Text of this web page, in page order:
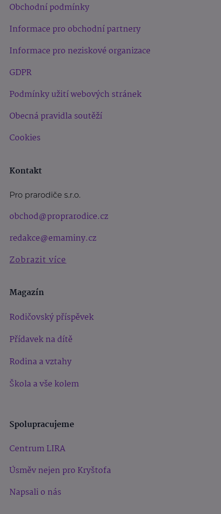
Obchodní podmínky
Informace pro obchodní partnery
Informace pro neziskové organizace
GDPR
Podmínky užití webových stránek
Obecná pravidla soutěží
Cookies
Kontakt
Pro prarodiče s.r.o.
obchod@proprarodice.cz
redakce@emaminy.cz
Zobrazit více
Magazín
Rodičovský příspěvek
Přídavek na dítě
Rodina a vztahy
Škola a vše kolem
Spolupracujeme
Centrum LIRA
Úsměv nejen pro Kryštofa
Napsali o nás